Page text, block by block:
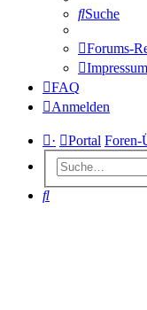
Suche
Forums-
Impressum
FAQ
Anmelden
· Portal Foren-
Suche